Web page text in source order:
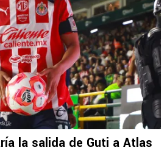
la salida de Guti a Atlas